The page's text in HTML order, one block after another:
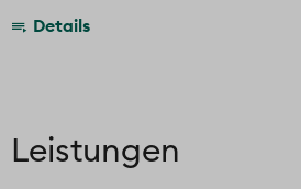
Details
Leistungen